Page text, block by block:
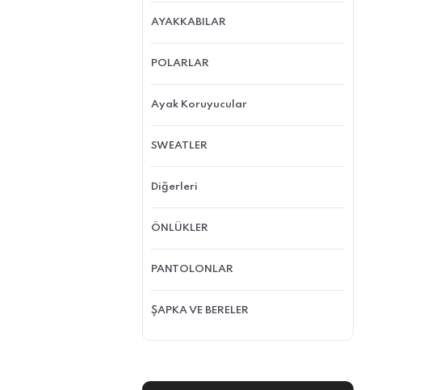
AYAKKABILAR
POLARLAR
Ayak Koruyucular
SWEATLER
Diğerleri
ÖNLÜKLER
PANTOLONLAR
ŞAPKA VE BERELER